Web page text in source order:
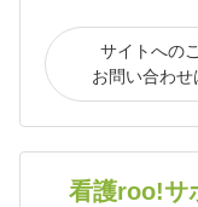
サイトへの
お問い合わせ
看護roo!サ